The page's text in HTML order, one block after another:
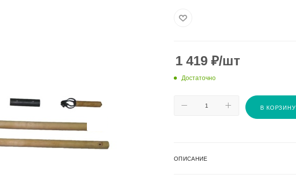
1 419 ₽/шт
Достаточно
В КОРЗИНУ
ОПИСАНИЕ